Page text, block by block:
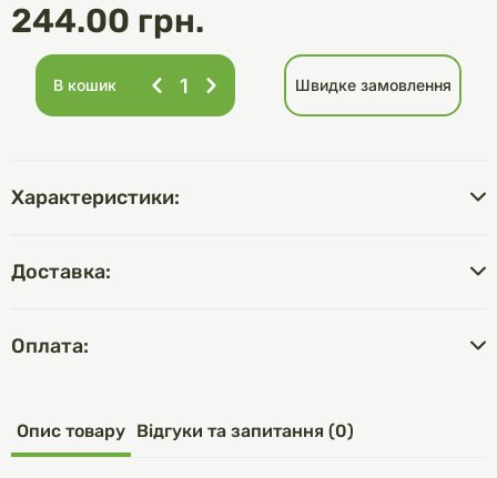
244.00 грн.
В кошик Швидке замовлення
Характеристики:
Доставка:
Оплата:
Опис товару Відгуки та запитання (0)